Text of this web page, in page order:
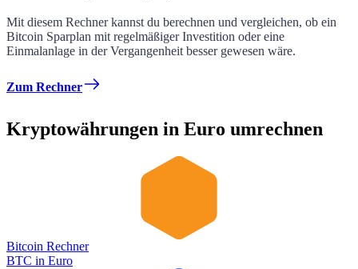
Mit diesem Rechner kannst du berechnen und vergleichen, ob ein
Bitcoin Sparplan mit regelmäßiger Investition oder eine
Einmalanlage in der Vergangenheit besser gewesen wäre.
Zum Rechner
Kryptowährungen in Euro umrechnen
Bitcoin Rechner
BTC in Euro